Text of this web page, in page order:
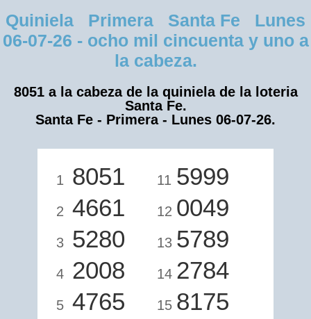
Quiniela Primera Santa Fe Lunes
06-07-26 - ocho mil cincuenta y uno a
la cabeza.
8051 a la cabeza de la quiniela de la loteria
Santa Fe.
Santa Fe - Primera - Lunes 06-07-26.
1 8051
2 4661
3 5280
4 2008
5 4765
11 5999
12 0049
13 5789
14 2784
15 8175